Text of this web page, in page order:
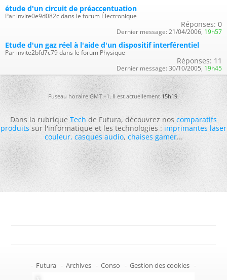
étude d'un circuit de préaccentuation
Par invite0e9d082c dans le forum Électronique
Réponses: 0
Dernier message: 21/04/2006, 19h57
Etude d'un gaz réel à l'aide d'un dispositif interférentiel
Par invite2bfd7c79 dans le forum Physique
Réponses: 11
Dernier message: 30/10/2005, 19h45
Fuseau horaire GMT +1. Il est actuellement15h19.
Dans la rubriqueTechde Futura, découvrez noscomparatifs
produitssur l'informatique et les technologies : imprimantes laser
couleur,casques audio,chaises gamer...
- Futura - Archives - Conso - Gestion des cookies -